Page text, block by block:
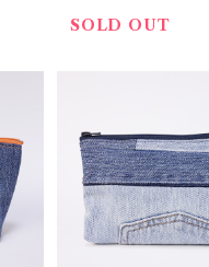
SOLD OUT